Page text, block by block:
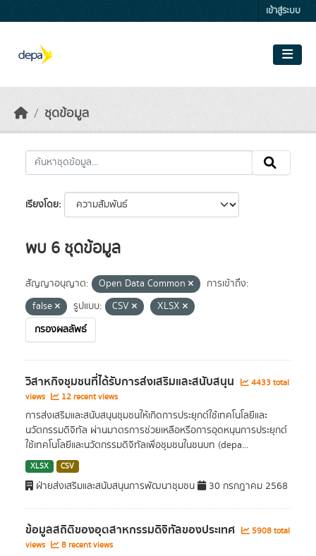
เข้าสู่ระบบ
ชุดข้อมูล
เรียงโดย
พบ 6 ชุดข้อมูล
สัญญาอนุญาต: Open Data Common
การเข้าถึง:
false
รูปแบบ: CSV
XLSX
กรองผลลัพธ์
วิสาหกิจชุมชนที่ได้รับการส่งเสริมและสนับสนุน
4433 total
views
12 recent views
การส่งเสริมและสนับสนุนชุมชนให้เกิดการประยุกต์ใช้เทคโนโลยีและ
นวัตกรรมดิจิทัล ผ่านมาตรการช่วยเหลือหรือการอุดหนุนการประยุกต์
ใช้เทคโนโลยีและนวัตกรรมดิจิทัลเพื่อชุมชนในชนบท (depa...
XLSX CSV
ฝ่ายส่งเสริมและสนับสนุนการพัฒนาชุมชน 30 กรกฎาคม 2568
ข้อมูลสถิติของอุตสาหกรรมดิจิทัลของประเทศ
5908 total
views
8 recent views